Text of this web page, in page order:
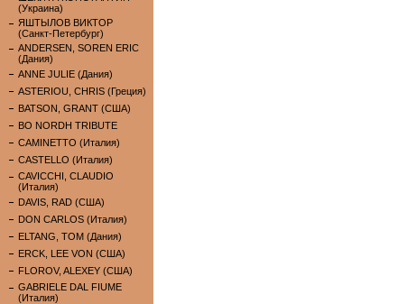
(Украина)
ЯШТЫЛОВ ВИКТОР
(Санкт-Петербург)
ANDERSEN, SOREN ERIC
(Дания)
ANNE JULIE (Дания)
ASTERIOU, CHRIS (Греция)
BATSON, GRANT (США)
BO NORDH TRIBUTE
CAMINETTO (Италия)
CASTELLO (Италия)
CAVICCHI, CLAUDIO
(Италия)
DAVIS, RAD (США)
DON CARLOS (Италия)
ELTANG, TOM (Дания)
ERCK, LEE VON (США)
FLOROV, ALEXEY (США)
GABRIELE DAL FIUME
(Италия)